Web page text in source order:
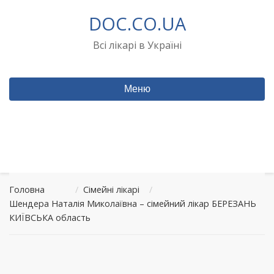
DOC.CO.UA
Всі лікарі в Україні
Меню
Головна / Сімейні лікарі
/
Шендера Наталія Миколаївна – сімейний лікар БЕРЕЗАНЬ
КИЇВСЬКА область